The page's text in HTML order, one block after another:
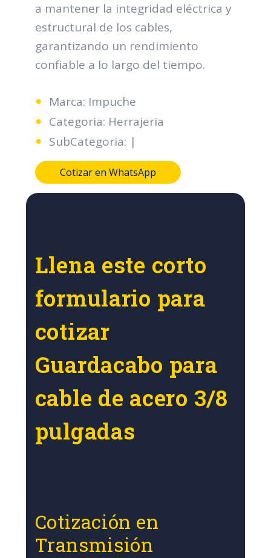
a mantener la integridad eléctrica y
estructural de los cables,
garantizando un rendimiento
confiable a lo largo del tiempo.
Marca: Impuche
Categoria: Herrajeria
SubCategoria: |
Cotizar en WhatsApp
Llena este corto
formulario para
cotizar
Guardacabo para
cable de acero 3/8
pulgadas
Cotización en
Transmisión